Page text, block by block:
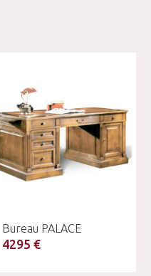
Bureau PALACE
4295 €